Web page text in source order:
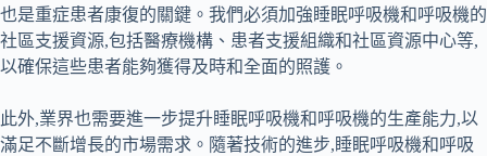
也是重症患者康復的關鍵。我們必須加強睡眠呼吸機和呼吸機的
社區支援資源,包括醫療機構、患者支援組織和社區資源中心等,
以確保這些患者能夠獲得及時和全面的照護。
此外,業界也需要進一步提升睡眠呼吸機和呼吸機的生產能力,以
滿足不斷增長的市場需求。隨著技術的進步,睡眠呼吸機和呼吸